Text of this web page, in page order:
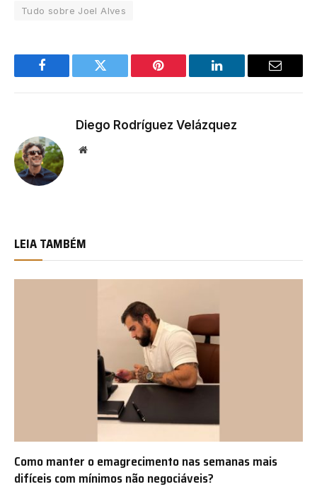
Tudo sobre Joel Alves
Facebook Twitter Pinterest LinkedIn Email
Diego Rodríguez Velázquez
Website
LEIA TAMBÉM
Como manter o emagrecimento nas semanas mais
difíceis com mínimos não negociáveis?